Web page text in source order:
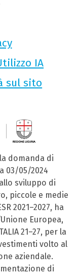
IA
sul sito
domanda di
03/05/2024
sviluppo di
piccole e medie
2021–2027, ha
Europea,
21–27, per la
volto al
aziendale.
di